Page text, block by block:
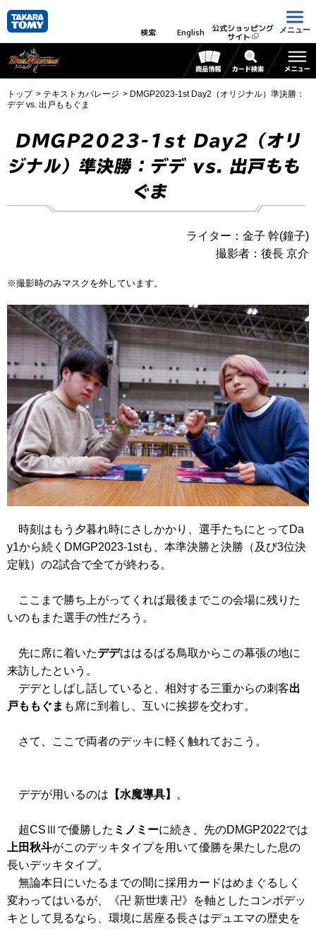
検索 English 公式ショッピング
サイト
メニュー
トップ テキストカバレージ
DMGP2023-1st Day2（オリジナル）準決勝：
デデ vs. 出戸ももぐま
DMGP2023-1st Day2（オリ
ジナル）準決勝：デデ vs. 出戸もも
ぐま
ライター：金子 幹(鐘子)
撮影者：後長 京介
※撮影時のみマスクを外しています。
時刻はもう夕暮れ時にさしかかり、選手たちにとってDa
y1から続くDMGP2023-1stも、本準決勝と決勝（及び3位決
定戦）の2試合で全てが終わる。
ここまで勝ち上がってくれば最後までこの会場に残りた
いのもまた選手の性だろう。
先に席に着いたデデははるばる鳥取からこの幕張の地に
来訪したという。
デデとしばし話していると、相対する三重からの刺客出
戸ももぐま も席に到着し、互いに挨拶を交わす。
さて、ここで両者のデッキに軽く触れておこう。
デデが用いるのは 【水魔導具】 。
超CSⅢで優勝した ミノミーに続き、先のDMGP2022では
上田秋斗がこのデッキタイプを用いて優勝を果たした息の
長いデッキタイプ。
無論本日にいたるまでの間に採用カードはめまぐるしく
変わってはいるが、
《卍 新世壊 卍》
を軸としたコンボデッ
キとして見るなら、環境に居座る長さはデュエマの歴史を